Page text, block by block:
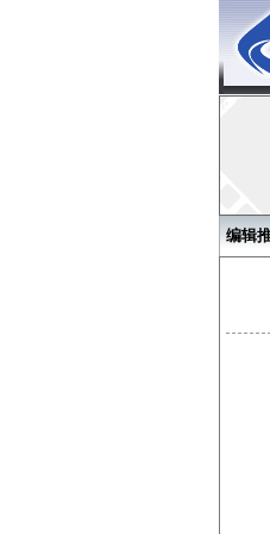
编辑
走进大庆——第二届中国湿地文化节7月